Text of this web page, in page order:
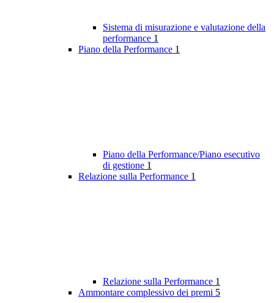
Sistema di misurazione e valutazione della
performance 1
Piano della Performance 1
Piano della Performance/Piano esecutivo
di gestione 1
Relazione sulla Performance 1
Relazione sulla Performance 1
Ammontare complessivo dei premi 5